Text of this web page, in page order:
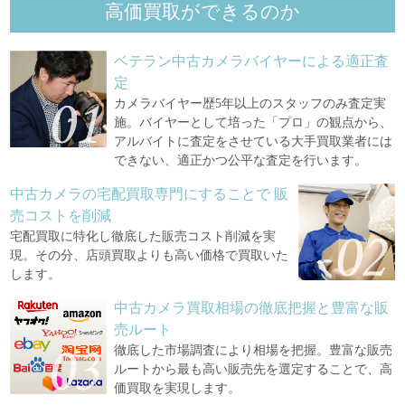
高価買取ができるのか
ベテラン中古カメラバイヤーによる適正査
定
カメラバイヤー歴5年以上のスタッフのみ査定実
施。バイヤーとして培った「プロ」の観点から、
アルバイトに査定をさせている大手買取業者には
できない、適正かつ公平な査定を行います。
中古カメラの宅配買取専門にすることで 販
売コストを削減
宅配買取に特化し徹底した販売コスト削減を実
現。その分、店頭買取よりも高い価格で買取いた
します。
中古カメラ買取相場の徹底把握と豊富な販
売ルート
徹底した市場調査により相場を把握。豊富な販売
ルートから最も高い販売先を選定することで、高
価買取を実現します。